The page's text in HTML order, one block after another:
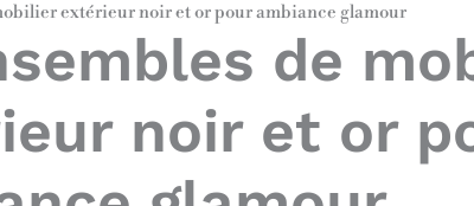
extérieur noir et or pour ambiance glamour
de
noir et or